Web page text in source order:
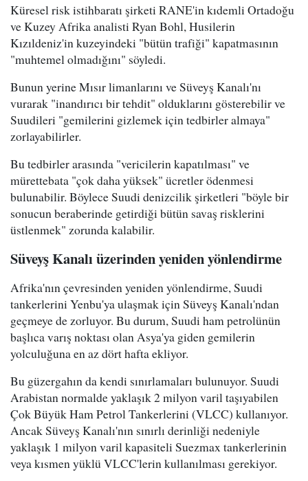
Küresel risk istihbaratı şirketi RANE'in kıdemli Ortadoğu
ve Kuzey Afrika analisti Ryan Bohl, Husilerin
Kızıldeniz'in kuzeyindeki "bütün trafiği" kapatmasının
"muhtemel olmadığını" söyledi.
Bunun yerine Mısır limanlarını ve Süveyş Kanalı'nı
vurarak "inandırıcı bir tehdit" olduklarını gösterebilir ve
Suudileri "gemilerini gizlemek için tedbirler almaya"
zorlayabilirler.
Bu tedbirler arasında "vericilerin kapatılması" ve
mürettebata "çok daha yüksek" ücretler ödenmesi
bulunabilir. Böylece Suudi denizcilik şirketleri "böyle bir
sonucun beraberinde getirdiği bütün savaş risklerini
üstlenmek" zorunda kalabilir.
Süveyş Kanalı üzerinden yeniden yönlendirme
Afrika'nın çevresinden yeniden yönlendirme, Suudi
tankerlerini Yenbu'ya ulaşmak için Süveyş Kanalı'ndan
geçmeye de zorluyor. Bu durum, Suudi ham petrolünün
başlıca varış noktası olan Asya'ya giden gemilerin
yolculuğuna en az dört hafta ekliyor.
Bu güzergahın da kendi sınırlamaları bulunuyor. Suudi
Arabistan normalde yaklaşık 2 milyon varil taşıyabilen
Çok Büyük Ham Petrol Tankerlerini (VLCC) kullanıyor.
Ancak Süveyş Kanalı'nın sınırlı derinliği nedeniyle
yaklaşık 1 milyon varil kapasiteli Suezmax tankerlerinin
veya kısmen yüklü VLCC'lerin kullanılması gerekiyor.